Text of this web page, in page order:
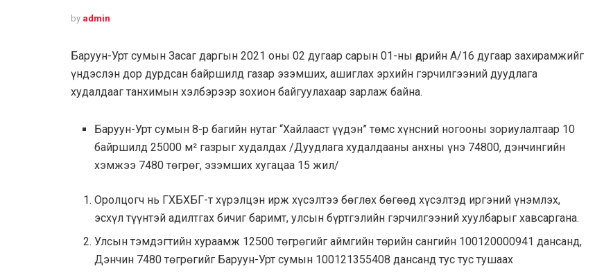
by admin
Баруун-Урт сумын Засаг даргын 2021 оны 02 дугаар сарын 01-ны өдрийн А/16 дугаар захирамжийг
үндэслэн дор дурдсан байршилд газар эзэмших, ашиглах эрхийн гэрчилгээний дуудлага
худалдааг танхимын хэлбэрээр зохион байгуулахаар зарлаж байна.
Баруун-Урт сумын 8-р багийн нутаг “Хайлааст үүдэн” төмс хүнсний ногооны зориулалтаар 10
байршилд 25000 м² газрыг худалдах /Дуудлага худалдааны анхны үнэ 74800, дэнчингийн
хэмжээ 7480 төгрөг, эзэмших хугацаа 15 жил/
Оролцогч нь ГХБХБГ-т хүрэлцэн ирж хүсэлтээ бөглөх бөгөөд хүсэлтэд иргэний үнэмлэх,
эсхүл түүнтэй адилтгах бичиг баримт, улсын бүртгэлийн гэрчилгээний хуулбарыг хавсаргана.
Улсын тэмдэгтийн хураамж 12500 төгрөгийг аймгийн төрийн сангийн 100120000941 дансанд,
Дэнчин 7480 төгрөгийг Баруун-Урт сумын 100121355408 дансанд тус тус тушаах